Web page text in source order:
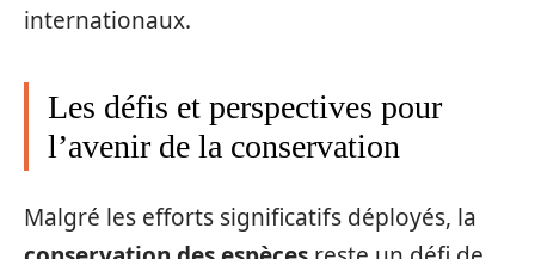
internationaux.
Les défis et perspectives pour
l’avenir de la conservation
Malgré les efforts significatifs déployés, la